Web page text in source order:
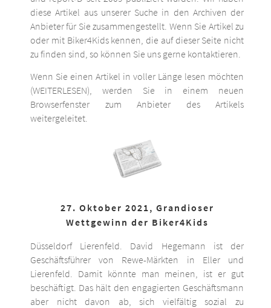
diese Artikel aus unserer Suche in den Archiven der
Anbieter für Sie zusammengestellt. Wenn Sie Artikel zu
oder mit Biker4Kids kennen, die auf dieser Seite nicht
zu finden sind, so können Sie uns gerne kontaktieren.
Wenn Sie einen Artikel in voller Länge lesen möchten
(WEITERLESEN), werden Sie in einem neuen
Browserfenster zum Anbieter des Artikels
weitergeleitet.
27. Oktober 2021, Grandioser
Wettgewinn der Biker4Kids
Düsseldorf Lierenfeld. David Hegemann ist der
Geschäftsführer von Rewe-Märkten in Eller und
Lierenfeld. Damit könnte man meinen, ist er gut
beschäftigt. Das hält den engagierten Geschäftsmann
aber nicht davon ab, sich vielfältig sozial zu